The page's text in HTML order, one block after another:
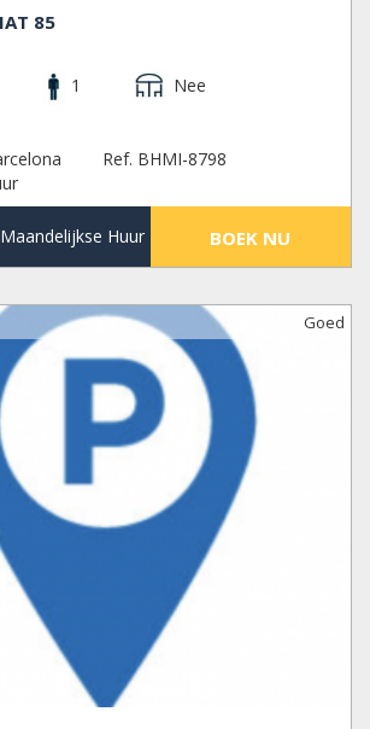
85
1
Nee
Ref. BHMI-8798
Huur BOEK NU
Goed